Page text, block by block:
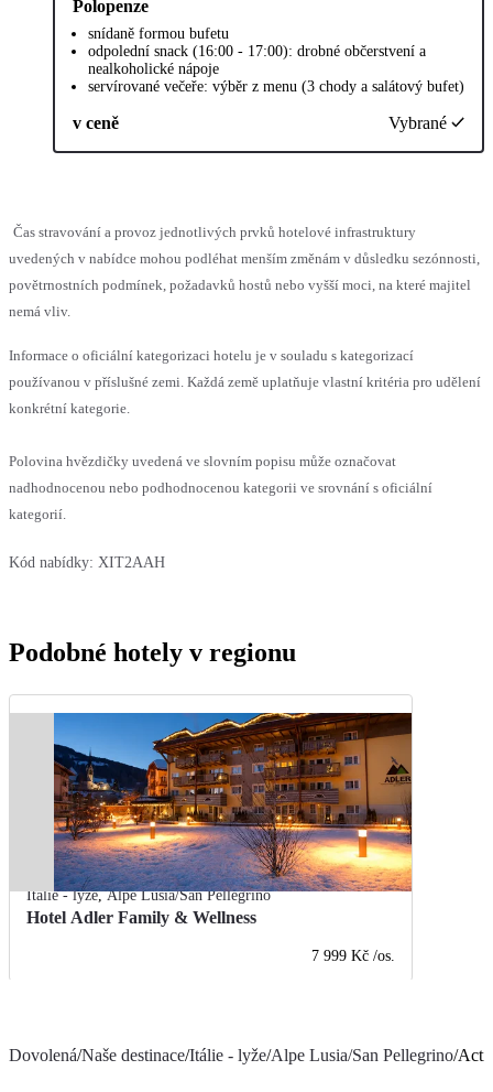
Polopenze
snídaně formou bufetu
odpolední snack (16:00 - 17:00): drobné občerstvení a
nealkoholické nápoje
servírované večeře: výběr z menu (3 chody a salátový bufet)
v ceně Vybrané
Čas stravování a provoz jednotlivých prvků hotelové infrastruktury
uvedených v nabídce mohou podléhat menším změnám v důsledku sezónnosti,
povětrnostních podmínek, požadavků hostů nebo vyšší moci, na které majitel
nemá vliv.
Informace o oficiální kategorizaci hotelu je v souladu s kategorizací
používanou v příslušné zemi. Každá země uplatňuje vlastní kritéria pro udělení
konkrétní kategorie.
Polovina hvězdičky uvedená ve slovním popisu může označovat
nadhodnocenou nebo podhodnocenou kategorii ve srovnání s oficiální
kategorií.
Kód nabídky: XIT2AAH
Podobné hotely v regionu
Itálie - lyže,Alpe Lusia/San Pellegrino
Hotel Adler Family & Wellness
7 999 Kč /os.
Dovolená/Naše destinace/Itálie - lyže/Alpe Lusia/San Pellegrino/